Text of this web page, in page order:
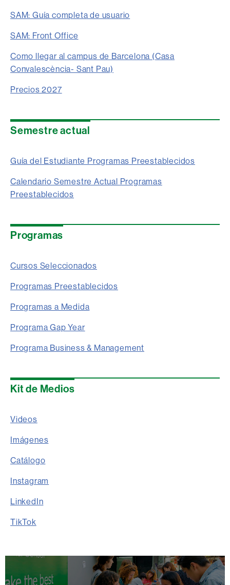
SAM: Guía completa de usuario
SAM: Front Office
Como llegar al campus de Barcelona (Casa
Convalescència- Sant Pau)
Precios 2027
Semestre actual
Guía del Estudiante Programas Preestablecidos
Calendario Semestre Actual Programas
Preestablecidos
Programas
Cursos Seleccionados
Programas Preestablecidos
Programas a Medida
Programa Gap Year
Programa Business & Management
Kit de Medios
Videos
Imágenes
Catálogo
Instagram
LinkedIn
TikTok
Información
complementaria